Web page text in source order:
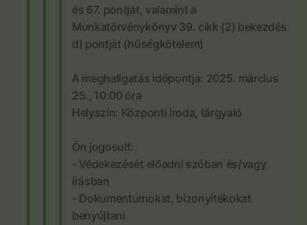
és 67. pontját, valamint a
Munkatörvénykönyv 39. cikk (2) bekezdés
d) pontját (hűségkötelem)
A meghallgatás időpontja: 2025. március
25., 10:00 óra
Helyszín: Központi iroda, tárgyaló
Ön jogosult:
- Védekezését előadni szóban és/vagy
írásban
- Dokumentumokat, bizonyítékokat
benyújtani